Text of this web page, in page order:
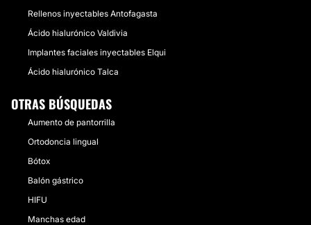
Rellenos inyectables Antofagasta
Ácido hialurónico Valdivia
Implantes faciales inyectables Elqui
Ácido hialurónico Talca
OTRAS BÚSQUEDAS
Aumento de pantorrilla
Ortodoncia lingual
Bótox
Balón gástrico
HIFU
Manchas edad